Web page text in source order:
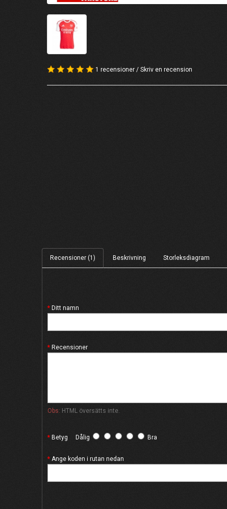
1 recensioner / Skriv en recension
Recensioner (1) Beskrivning Storleksdiagram
Ditt namn
Recensioner
Obs: HTML översätts inte.
Betyg Dålig Bra
Ange koden i rutan nedan